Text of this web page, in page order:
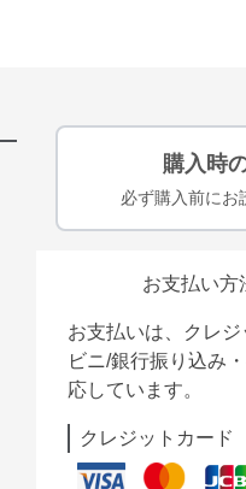
購入時
必ず購入前にお
お支払い方
お支払いは、クレ
ビニ/銀行振り込み
応しています。
クレジットカード